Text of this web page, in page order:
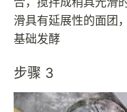
滑具有延展性的面团
基础发酵
步骤 3